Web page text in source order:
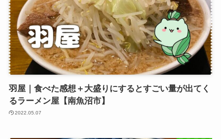
羽屋｜食べた感想＋大盛りにするとすごい量が出てく
るラーメン屋【南魚沼市】
2022.05.07